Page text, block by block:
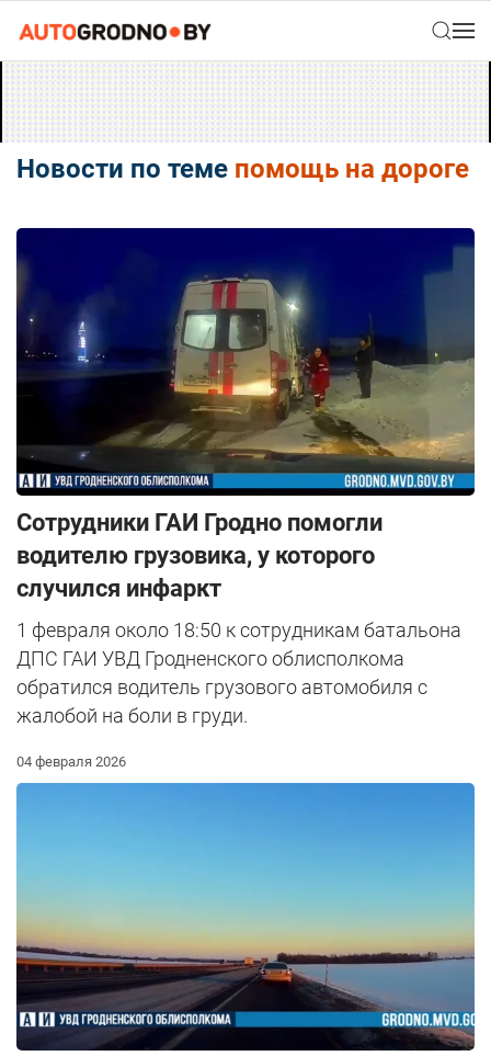
Новости по теме помощь на дороге
Сотрудники ГАИ Гродно помогли
водителю грузовика, у которого
случился инфаркт
1 февраля около 18:50 к сотрудникам батальона
ДПС ГАИ УВД Гродненского облисполкома
обратился водитель грузового автомобиля с
жалобой на боли в груди.
04 февраля 2026